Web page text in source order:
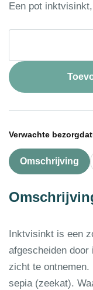
Een pot
0,5l
aantal
Verwachte
Omschrijving
Inktvisinkt is een
afgescheiden
zicht te
sepia (zeekat).